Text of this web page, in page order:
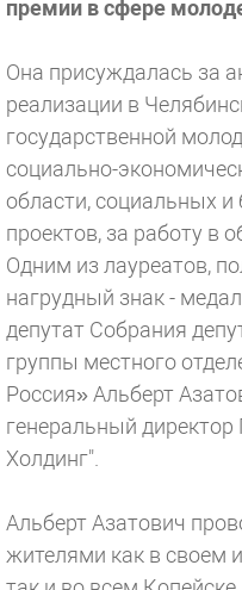
премии в сфере
Она присуждалась за
реализации в
государственной
социально-
области, социальных и
проектов, за работу в
Одним из лауреатов,
нагрудный знак -
депутат Собрания
группы местного
Россия» Альберт
генеральный
Холдинг".
Альберт Азатович
жителями как в своем